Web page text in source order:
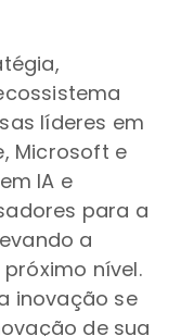
líderes em
Microsoft e
IA e
para a
a
nível.
inovação se
de sua